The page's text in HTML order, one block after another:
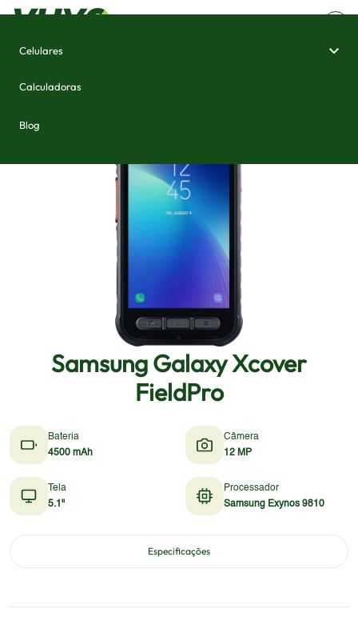
Celulares
Calculadoras
Blog
Samsung Galaxy Xcover
FieldPro
Bateria
4500 mAh
Câmera
12 MP
Tela
5.1"
Processador
Samsung Exynos 9810
Especificações